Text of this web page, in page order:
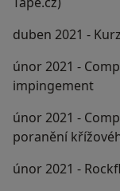
duben 2021 -
únor 2021 -
impingement
únor 2021 -
poranění
únor 2021 -